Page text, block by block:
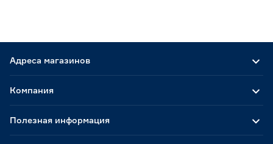
Адреса магазинов
Компания
Полезная информация